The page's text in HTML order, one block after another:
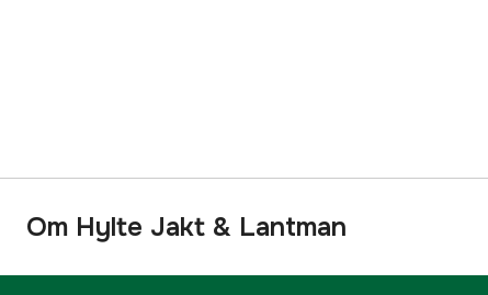
Om Hylte Jakt & Lantman